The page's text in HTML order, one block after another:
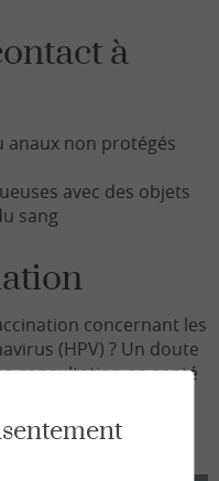
à
anaux non protégés
avec des objets
sang
concernant les
(HPV) ? Un doute
consultation en santé